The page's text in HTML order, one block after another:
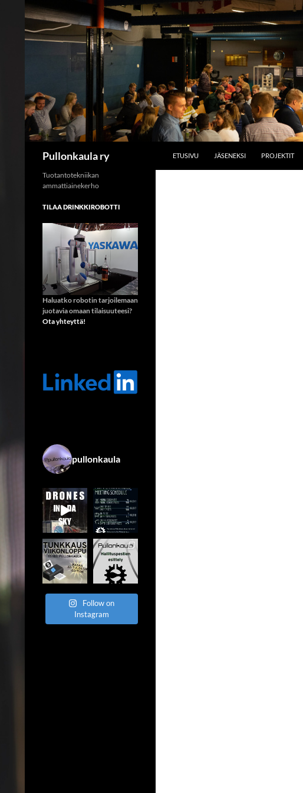
Pullonkaula ry
ETUSIVU
JÄSENEKSI PROJEKTIT
Tuotantotekniikan
ammattiainekerho
TILAA DRINKKIROBOTTI
Haluatko robotin tarjoilemaan
juotavia omaan tilaisuuteesi?
Ota yhteyttä!
pullonkaula
Follow on
Instagram